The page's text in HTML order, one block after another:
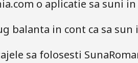
o aplicatie sa suni in
balanta in cont ca sa sun
sa folosesti